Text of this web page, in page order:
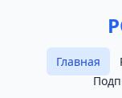
Главная